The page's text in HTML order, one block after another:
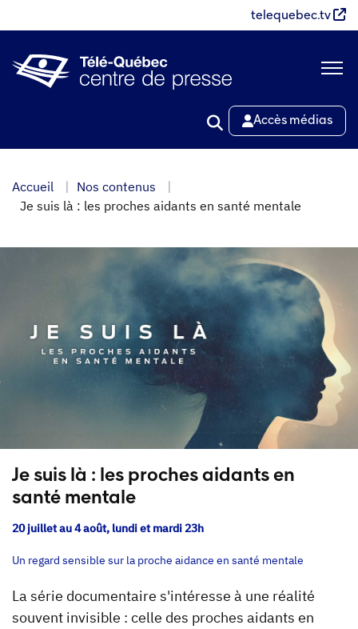
au
principal
telequebec.tv
Accès médias
Accueil
Nos contenus
Je suis là : les proches aidants en santé mentale
Je suis là : les proches aidants en
santé mentale
20 juillet au 4 août, lundi et mardi 23h
Un regard sensible sur la proche aidance en santé mentale
La série documentaire s'intéresse à une réalité
souvent invisible : celle des proches aidants en